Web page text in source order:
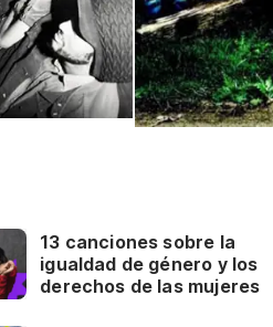
13 canciones sobre la
igualdad de género y los
derechos de las mujeres